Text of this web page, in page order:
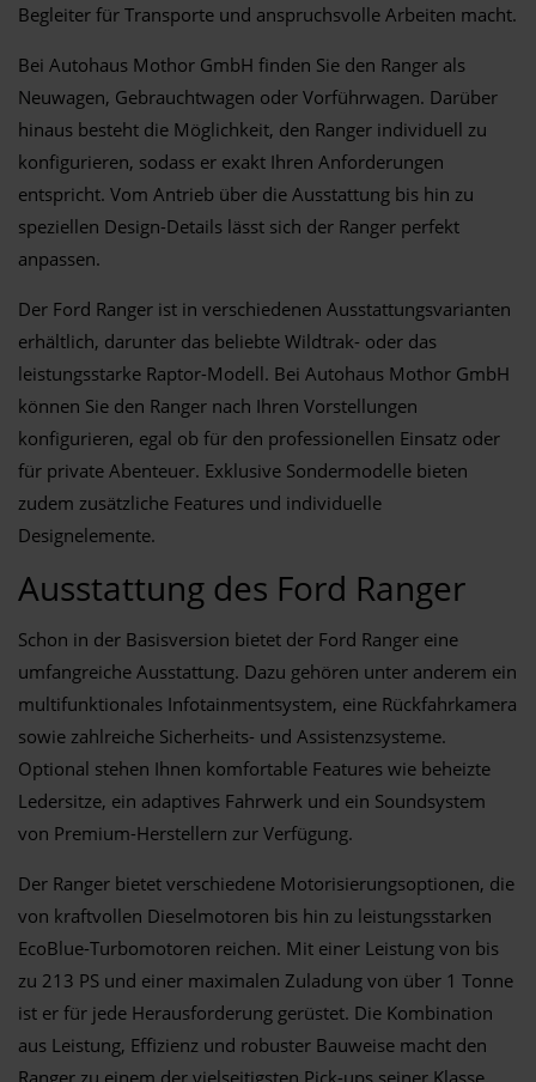
Begleiter für Transporte und anspruchsvolle Arbeiten macht.
Bei Autohaus Mothor GmbH finden Sie den Ranger als
Neuwagen, Gebrauchtwagen oder Vorführwagen. Darüber
hinaus besteht die Möglichkeit, den Ranger individuell zu
konfigurieren, sodass er exakt Ihren Anforderungen
entspricht. Vom Antrieb über die Ausstattung bis hin zu
speziellen Design-Details lässt sich der Ranger perfekt
anpassen.
Der Ford Ranger ist in verschiedenen Ausstattungsvarianten
erhältlich, darunter das beliebte Wildtrak- oder das
leistungsstarke Raptor-Modell. Bei Autohaus Mothor GmbH
können Sie den Ranger nach Ihren Vorstellungen
konfigurieren, egal ob für den professionellen Einsatz oder
für private Abenteuer. Exklusive Sondermodelle bieten
zudem zusätzliche Features und individuelle
Designelemente.
Ausstattung des Ford Ranger
Schon in der Basisversion bietet der Ford Ranger eine
umfangreiche Ausstattung. Dazu gehören unter anderem ein
multifunktionales Infotainmentsystem, eine Rückfahrkamera
sowie zahlreiche Sicherheits- und Assistenzsysteme.
Optional stehen Ihnen komfortable Features wie beheizte
Ledersitze, ein adaptives Fahrwerk und ein Soundsystem
von Premium-Herstellern zur Verfügung.
Der Ranger bietet verschiedene Motorisierungsoptionen, die
von kraftvollen Dieselmotoren bis hin zu leistungsstarken
EcoBlue-Turbomotoren reichen. Mit einer Leistung von bis
zu 213 PS und einer maximalen Zuladung von über 1 Tonne
ist er für jede Herausforderung gerüstet. Die Kombination
aus Leistung, Effizienz und robuster Bauweise macht den
Ranger zu einem der vielseitigsten Pick-ups seiner Klasse.